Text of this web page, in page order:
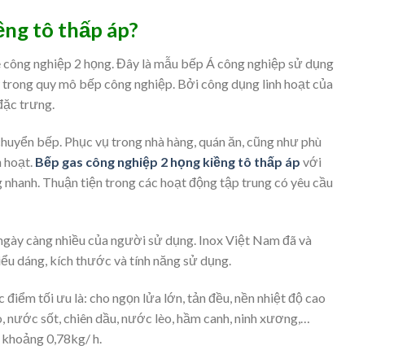
tô thấp áp?
công nghiệp 2 họng. Đây là mẫu bếp Á công nghiệp sử dụng
quy mô bếp công nghiệp. Bởi công dụng linh hoạt của
trưng.
bếp. Phục vụ trong nhà hàng, quán ăn, cũng như phù
hoạt. Bếp gas công nghiệp 2 họng kiềng tô thấp áp với
Thuận tiện trong các hoạt động tập trung có yêu cầu
càng nhiều của người sử dụng. Inox Việt Nam đã và
dáng, kích thước và tính năng sử dụng.
tối ưu là: cho ngọn lửa lớn, tản đều, nền nhiệt độ cao
sốt, chiên dầu, nước lèo, hầm canh, ninh xương,…
0,78kg/ h.